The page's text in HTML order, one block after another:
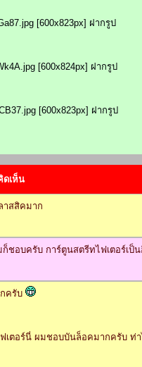
ดเห็น
าสสิคมาก
ชอบครับ การ์ตูนสตรีทไฟเตอร์เป็
ครับ
เตอร์นี่ ผมชอบบันล็อคมากครับ ท่